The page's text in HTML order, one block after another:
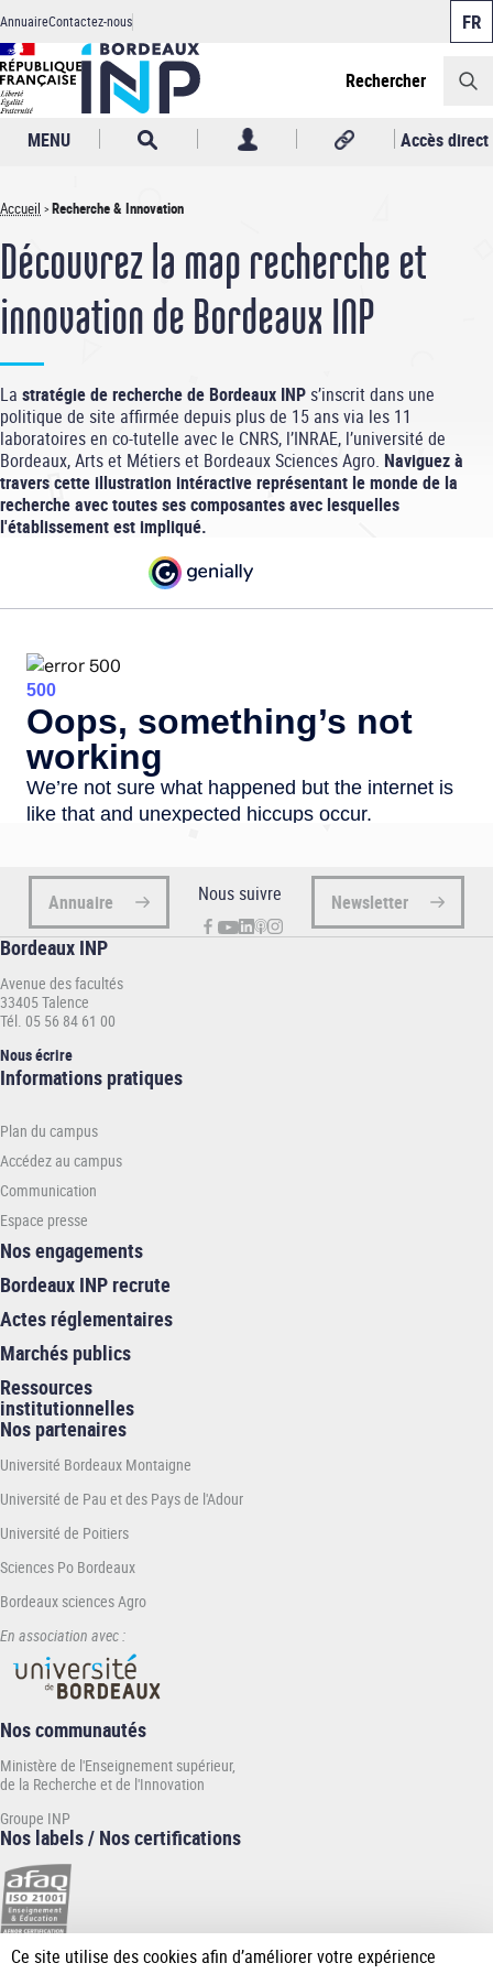
Aller
au
contenu
principal
Header
AnnuaireContactez-nous
Rechercher
MENU Accès direct
Fil
d'Ariane
Accueil Recherche & Innovation
Découvrez la map recherche et
innovation de Bordeaux INP
La stratégie de recherche de Bordeaux INP s’inscrit dans une
politique de site affirmée depuis plus de 15 ans via les 11
laboratoiresen co-tutelle avec le CNRS, l’INRAE, l’université de
Bordeaux, Arts et Métiers et Bordeaux Sciences Agro. Naviguez à
travers cette illustration intéractive représentant le monde de la
recherche avec toutes ses composantes avec lesquelles
l'établissement est impliqué.
Annuaire Nous suivre Newsletter
Bordeaux INP
Avenue des facultés
33405 Talence
Tél. 05 56 84 61 00
Nous écrire
Informations
INP
Informations pratiques
Plan du campus
Accédez au campus
Communication
Espace presse
Nos engagements
Bordeaux INP recrute
Actes réglementaires
Marchés publics
Ressources
institutionnelles
Nos partenaires
Université Bordeaux Montaigne
Université de Pau et des Pays de l'Adour
Université de Poitiers
Sciences Po Bordeaux
Bordeaux sciences Agro
En association avec :
Nos communautés
Ministère de l'Enseignement supérieur,
de la Recherche et de l'Innovation
Groupe INP
Nos labels / Nos certifications
Panneau de gestion des cookies
Ce site utilise des cookies afin d’améliorer votre expérience